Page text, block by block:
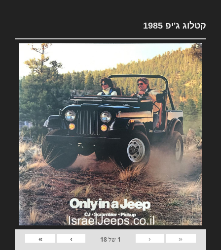
קטלוג ג'יפ 1985
«
‹
1 של18
›
»